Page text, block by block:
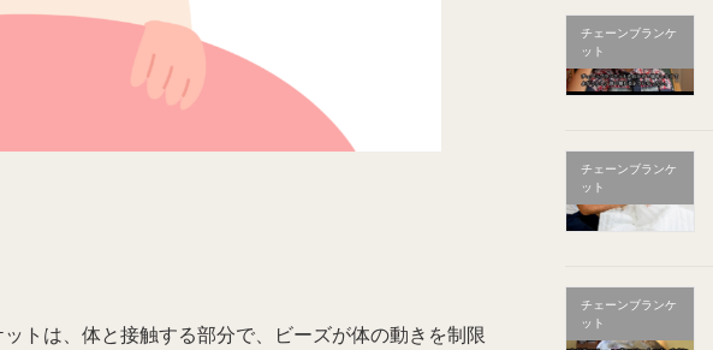
トは、体と接触する部分で、ビーズが体の動きを制限
チェーンブランケ
ット
チェーンブランケ
ット
チェーンブランケ
ット